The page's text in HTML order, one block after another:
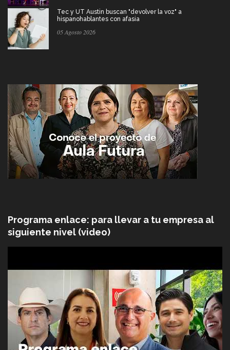
Tec y UT Austin buscan "devolver la voz" a
hispanohablantes con afasia
05 Agosto 2026
Programa enlace: para llevar a tu empresa al
siguiente nivel (video)